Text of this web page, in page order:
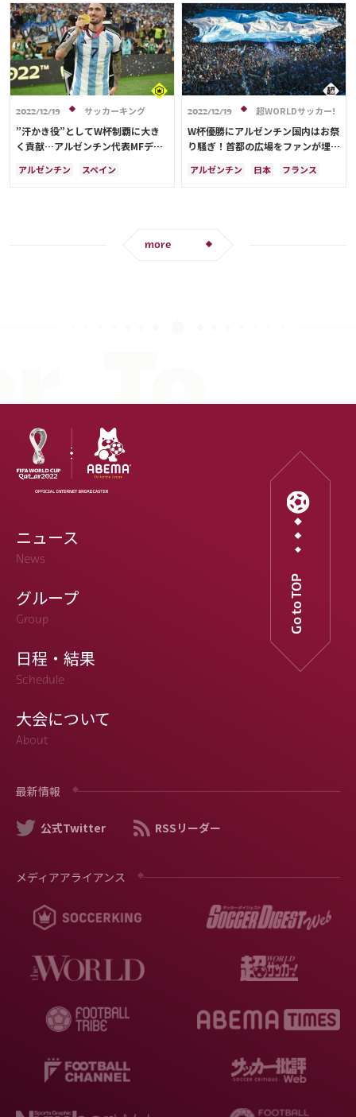
アルゼンチン
フランス
三笘 薫
日本
日本代表
アンヘル・ディ・マリア
2022/12/19 サッカーキング
”汗かき役”としてW杯制覇に大き
く貢献…アルゼンチン代表MFデ・
アルゼンチン
スペイン
2022/12/19 超WORLDサッカー!
W杯優勝にアルゼンチン国内はお祭
り騒ぎ！首都の広場をファンが埋め
い」
アルゼンチン 日本
フランス
more
ニュース
News
グループ
Group
日程・結果
Schedule
大会について
About
最新情報
公式Twitter RSSリーダー
メディアアライアンス
Go to TOP